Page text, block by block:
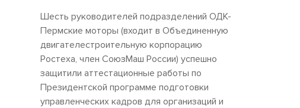
Шесть руководителей подразделений ОДК-
Пермские моторы (входит в Объединенную
двигателестроительную корпорацию
Ростеха, член СоюзМаш России) успешно
защитили аттестационные работы по
Президентской программе подготовки
управленческих кадров для организаций и